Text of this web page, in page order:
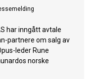
har inngått avtale
partnere om salg av
leder Rune
norske